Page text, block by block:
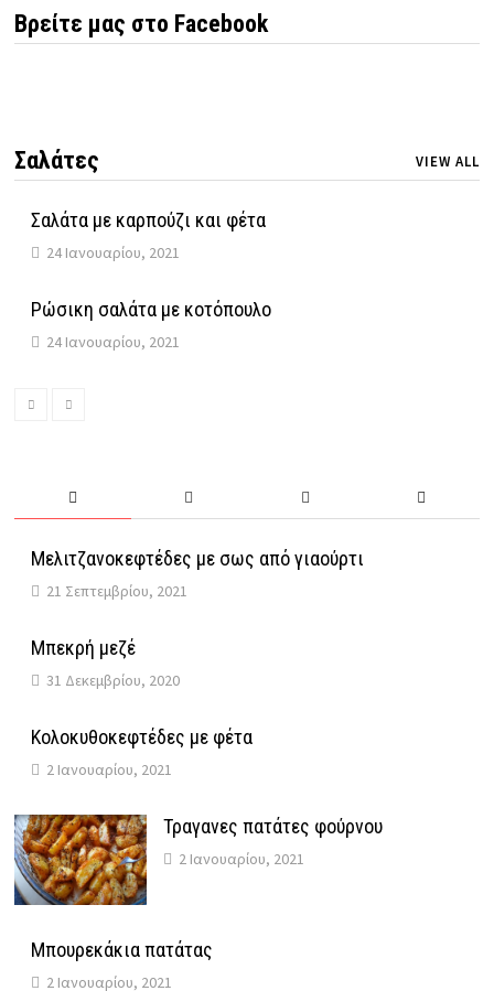
Βρείτε μας στο Facebook
Σαλάτες VIEW ALL
Σαλάτα με καρπούζι και φέτα
24 Ιανουαρίου, 2021
Ρώσικη σαλάτα με κοτόπουλο
24 Ιανουαρίου, 2021
Μελιτζανοκεφτέδες με σως από γιαούρτι
21 Σεπτεμβρίου, 2021
Μπεκρή μεζέ
31 Δεκεμβρίου, 2020
Κολοκυθοκεφτέδες με φέτα
2 Ιανουαρίου, 2021
Τραγανες πατάτες φούρνου
2 Ιανουαρίου, 2021
Μπουρεκάκια πατάτας
2 Ιανουαρίου, 2021